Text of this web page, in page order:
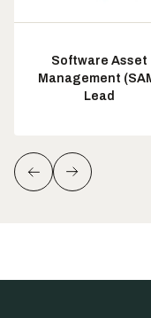
Software Asset
Management
Lead